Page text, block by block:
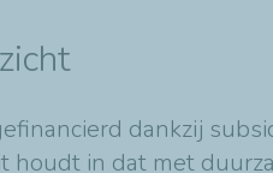
dankzij
houdt in dat met